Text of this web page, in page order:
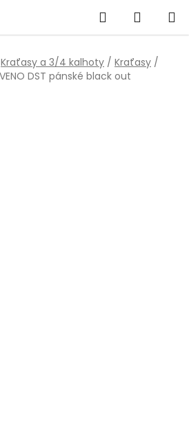
Hledat
KOŠÍK
Kraťasy a 3/4 kalhoty / Kraťasy /
DST pánské black out